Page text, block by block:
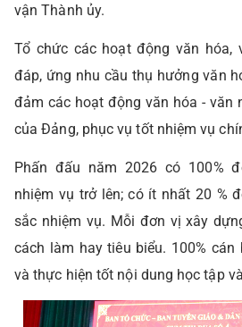
vận Thành ủy.
Tổ chức các hoạt động văn hóa,
đáp, ứng nhu cầu thụ hưởng văn
đảm các hoạt động văn hóa - văn
của Đảng, phục vụ tốt nhiệm vụ
Phấn đấu năm 2026 có 100%
nhiệm vụ trở lên; có ít nhất 20 %
sắc nhiệm vụ. Mỗi đơn vị xây
cách làm hay tiêu biểu. 100%
và thực hiện tốt nội dung học tập